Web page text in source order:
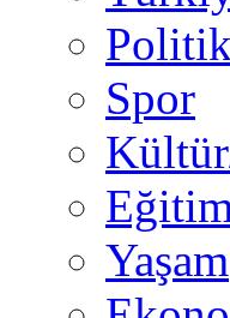
Spor
Eğitim
Yaşam